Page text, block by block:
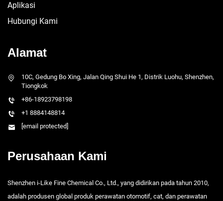
Aplikasi
Hubungi Kami
Alamat
10C, Gedung Bo Xing, Jalan Qing Shui He 1, Distrik Luohu, Shenzhen,
Tiongkok
+86-18923798198
+1 8884148814
[email protected]
Perusahaan Kami
Shenzhen i-Like Fine Chemical Co., Ltd., yang didirikan pada tahun 2010,
adalah produsen global produk perawatan otomotif, cat, dan perawatan